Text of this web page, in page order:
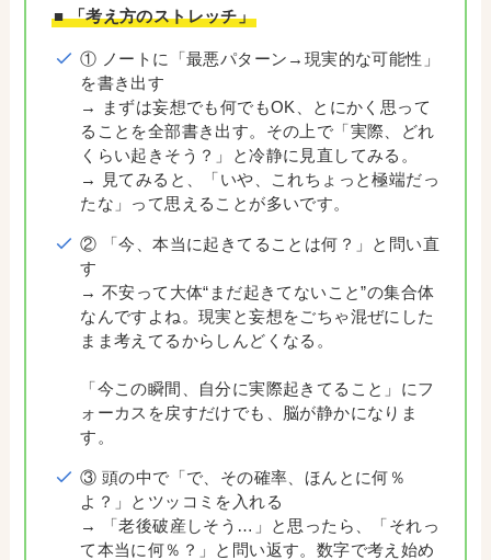
■ 「考え方のストレッチ」
① ノートに「最悪パターン→現実的な可能性」
を書き出す
→ まずは妄想でも何でもOK、とにかく思って
ることを全部書き出す。その上で「実際、どれ
くらい起きそう？」と冷静に見直してみる。
→ 見てみると、「いや、これちょっと極端だっ
たな」って思えることが多いです。
② 「今、本当に起きてることは何？」と問い直
す
→ 不安って大体“まだ起きてないこと”の集合体
なんですよね。現実と妄想をごちゃ混ぜにした
まま考えてるからしんどくなる。
「今この瞬間、自分に実際起きてること」にフ
ォーカスを戻すだけでも、脳が静かになりま
す。
③ 頭の中で「で、その確率、ほんとに何％
よ？」とツッコミを入れる
→ 「老後破産しそう…」と思ったら、「それっ
て本当に何％？」と問い返す。数字で考え始め